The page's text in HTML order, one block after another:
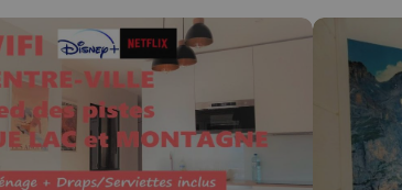
n'avons pas trouvé de résultats correspondant